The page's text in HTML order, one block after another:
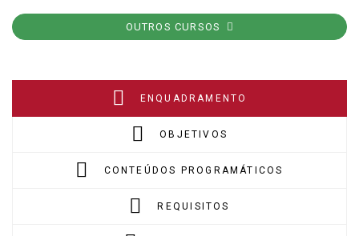
OUTROS CURSOS
ENQUADRAMENTO
OBJETIVOS
CONTEÚDOS PROGRAMÁTICOS
REQUISITOS